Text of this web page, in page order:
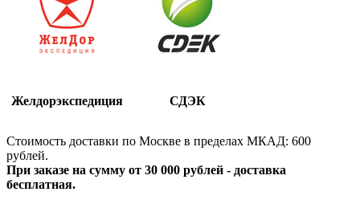
Желдорэкспедиция СДЭК
Стоимость доставки по Москве в пределах МКАД: 600
рублей.
При заказе на сумму от 30 000 рублей - доставка
бесплатная.